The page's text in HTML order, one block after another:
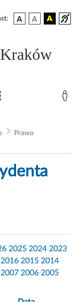
Prawo
2025 2024 2023
2016 2015 2014
2007 2006 2005